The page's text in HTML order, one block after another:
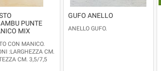
PUNTE
MIX
CON MANICO.
:LARGHEZZA CM.
CM. 3,5/7,5
GUFO ANELLO
ANELLO GUFO.